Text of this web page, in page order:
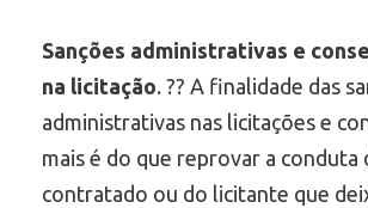
Sanções administrativas e
na licitação. ?‍? A finalidade das
administrativas nas licitações e
mais é do que reprovar a conduta
contratado ou do licitante que